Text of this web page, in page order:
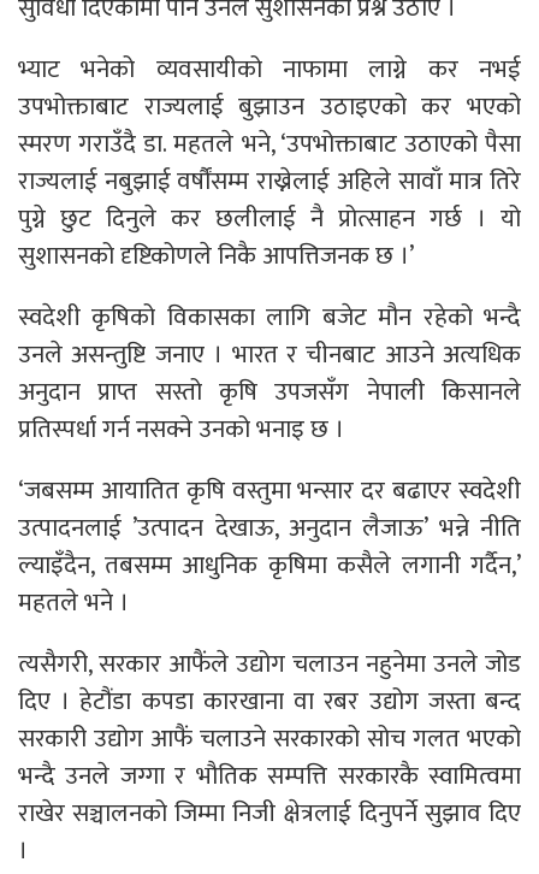
भ्याट भनेको व्यवसायीको नाफामा लाग्ने कर नभई
उपभोक्ताबाट राज्यलाई बुझाउन उठाइएको कर भएको
स्मरण गराउँदै डा. महतले भने, ‘उपभोक्ताबाट उठाएको पैसा
राज्यलाई नबुझाई वर्षौंसम्म राख्नेलाई अहिले सावाँ मात्र तिरे
पुग्ने छुट दिनुले कर छलीलाई नै प्रोत्साहन गर्छ । यो
सुशासनको दृष्टिकोणले निकै आपत्तिजनक छ ।’
स्वदेशी कृषिको विकासका लागि बजेट मौन रहेको भन्दै
उनले असन्तुष्टि जनाए । भारत र चीनबाट आउने अत्यधिक
अनुदान प्राप्त सस्तो कृषि उपजसँग नेपाली किसानले
प्रतिस्पर्धा गर्न नसक्ने उनको भनाइ छ ।
‘जबसम्म आयातित कृषि वस्तुमा भन्सार दर बढाएर स्वदेशी
उत्पादनलाई ’उत्पादन देखाऊ, अनुदान लैजाऊ’ भन्ने नीति
ल्याइँदैन, तबसम्म आधुनिक कृषिमा कसैले लगानी गर्दैन,’
महतले भने ।
त्यसैगरी, सरकार आफैंले उद्योग चलाउन नहुनेमा उनले जोड
दिए । हेटौंडा कपडा कारखाना वा रबर उद्योग जस्ता बन्द
सरकारी उद्योग आफैं चलाउने सरकारको सोच गलत भएको
भन्दै उनले जग्गा र भौतिक सम्पत्ति सरकारकै स्वामित्वमा
राखेर सञ्चालनको जिम्मा निजी क्षेत्रलाई दिनुपर्ने सुझाव दिए
।